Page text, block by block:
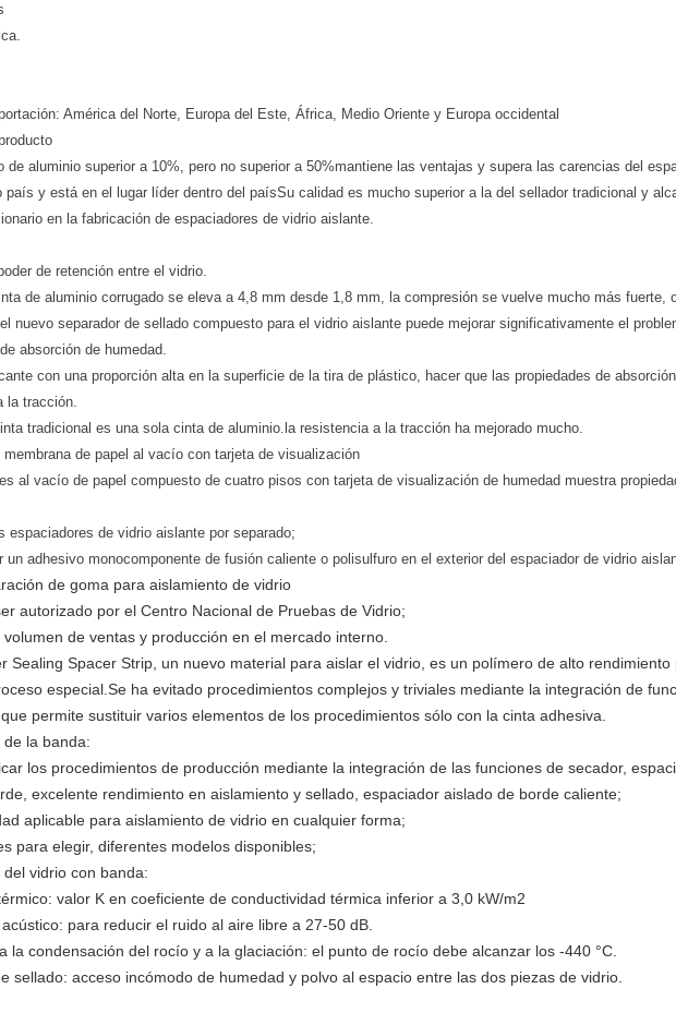
América del Norte, Europa del Este, África, Medio Oriente y Europa occidental
de aluminio superior a 10%, pero no superior a 50%mantiene las ventajas y supera las carencias del
país y está en el lugar líder dentro del paísSu calidad es mucho superior a la del sellador tradicional y
en la fabricación de espaciadores de vidrio aislante.
de retención entre el vidrio.
de aluminio corrugado se eleva a 4,8 mm desde 1,8 mm, la compresión se vuelve mucho más fuerte,
nuevo separador de sellado compuesto para el vidrio aislante puede mejorar significativamente el
absorción de humedad.
con una proporción alta en la superficie de la tira de plástico, hacer que las propiedades de
la tracción.
tradicional es una sola cinta de aluminio.la resistencia a la tracción ha mejorado mucho.
membrana de papel al vacío con tarjeta de visualización
al vacío de papel compuesto de cuatro pisos con tarjeta de visualización de humedad muestra
espaciadores de vidrio aislante por separado;
un adhesivo monocomponente de fusión caliente o polisulfuro en el exterior del espaciador de vidrio
de goma para aislamiento de vidrio
autorizado por el Centro Nacional de Pruebas de Vidrio;
de ventas y producción en el mercado interno.
Sealing Spacer Strip, un nuevo material para aislar el vidrio, es un polímero de alto
especial.Se ha evitado procedimientos complejos y triviales mediante la integración de
permite sustituir varios elementos de los procedimientos sólo con la cinta adhesiva.
la banda:
los procedimientos de producción mediante la integración de las funciones de secador,
excelente rendimiento en aislamiento y sellado, espaciador aislado de borde caliente;
aplicable para aislamiento de vidrio en cualquier forma;
para elegir, diferentes modelos disponibles;
vidrio con banda:
valor K en coeficiente de conductividad térmica inferior a 3,0 kW/m2
para reducir el ruido al aire libre a 27-50 dB.
la condensación del rocío y a la glaciación: el punto de rocío debe alcanzar los -440 °C.
sellado: acceso incómodo de humedad y polvo al espacio entre las dos piezas de vidrio.